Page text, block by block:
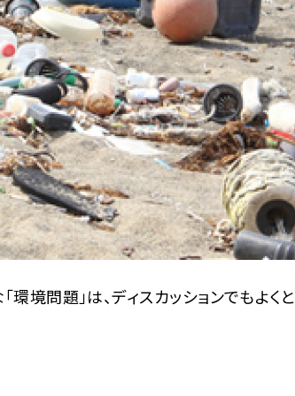
環境問題」は、ディスカッションでもよ